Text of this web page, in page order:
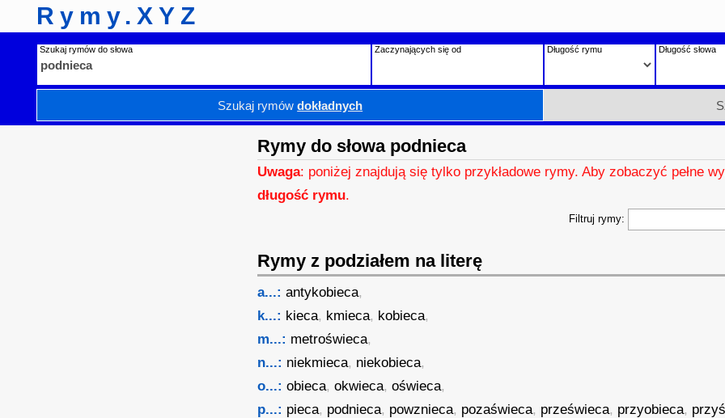
Rymy.XYZ
Szukaj rymów do słowa Zaczynających się od Długość rymu Długość słowa
Szukaj rymówdokładnych
Rymy do słowa podnieca
Uwaga: poniżej znajdują się tylko przykładowe rymy. Aby zobaczyć pełne
długość rymu.
Filtruj rymy:
Rymy z podziałem na literę
a...: antykobieca,
k...: kieca, kmieca, kobieca,
m...: metroświeca,
n...: niekmieca, niekobieca,
o...: obieca,okwieca,oświeca,
p...: pieca, podnieca, powznieca, pozaświeca, prześwieca, przyobieca,